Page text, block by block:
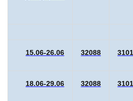
15.06-26.06 32088
18.06-29.06 32088